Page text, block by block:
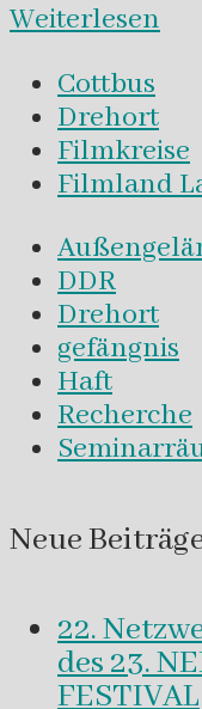
Weiterlesen
Cottbus
Drehort
Filmkreise
Filmland
DDR
Drehort
gefängnis
Haft
Recherche
Neue
22.
des 23.
FESTIVAL